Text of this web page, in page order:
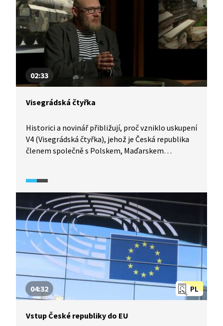
02:33
Visegrádská čtyřka
Historici a novinář přibližují, proč vzniklo uskupení
V4 (Visegrádská čtyřka), jehož je Česká republika
členem společně s Polskem, Maďarskem
nejen pro vyměňování zkušeností, ale také
pro vytvoření společenství dostatečně velkého,
aby jej musel, čistě pragmaticky řečeno, zbytek EU
brát vážně.
PL
04:32
Vstup České republiky do EU